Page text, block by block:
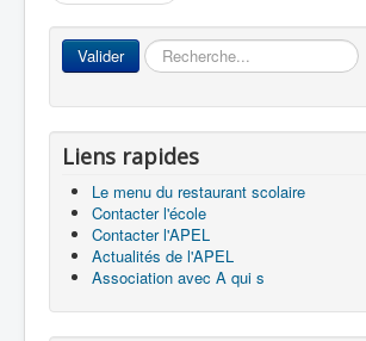
Accueil
La vie dans les classes
Les associations
Valider Rechercher
Liens rapides
Le menu du restaurant scolaire
Contacter l'école
Contacter l'APEL
Actualités de l'APEL
Association avec A qui s